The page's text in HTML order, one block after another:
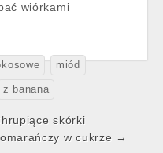
wiórkami
miód
z banana
skórki
w cukrze →